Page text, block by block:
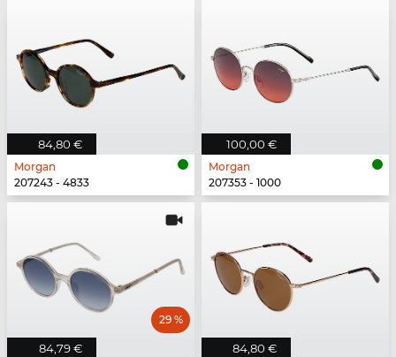
84,80 €
Morgan
207243 - 4833
100,00 €
Morgan
207353 - 1000
84,79 €
29 %
84,80 €